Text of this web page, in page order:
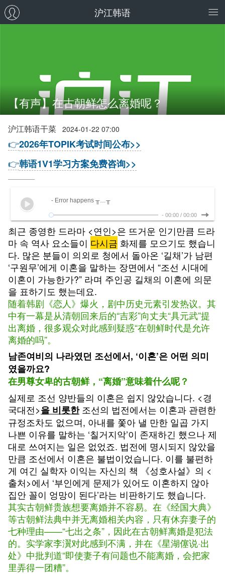
沪江韩语
【有声】在古朝鲜怎么离婚呢？
沪江韩语干菜 2024-01-22 07:00
👉2026年TOPIK考试时间公布>>
👉韩语1V1学习方案免费咨询>>
- Error happens ╥﹏╥
- 00:00 / 00:00
최근 종영한 드라마 <연인>은 뜨거운 인기만큼 드라
마 속 역사 요소들이 다시금 화제를 모으기도 했습니
다. 많은 분들이 의외로 청에서 돌아온 ‘길채’가 남편
‘구원무’에게 이혼을 말하는 장면에서 “조선 시대에
이혼이 가능한가?” 라며 주인공 길채의 이혼에 의문
을 표하기도 했는데요.
随着韩剧《恋人》爆火，剧中历史元素引发热议。其
中有一幕是从清朝回来后的“吉彩”向丈夫“具元武”提
出离婚，很多观众对此感到疑惑“在朝鲜时代是允许
离婚的吗”。
남존여비의 나라였던 조선에서, ‘이혼’은 어떤 의미
였을까요?
在男尊女卑的古朝鲜，“离婚”意味着什么呢？
실제로 조선 양반들의 이혼은 쉽지 않았습니다. <경
국대전>을 비롯한조선의 법전에서는 이혼과 관련한
규정조차도 없으며, 아내를 쫓아 낼 만한 일곱 가지
나쁜 이유를 말하는 ‘칠거지악’이 존재하긴 했으나 제
대로 쓰여지는 일은 없었죠. 법전에 명시되지 않았을
만큼 조선에서 이혼은 불법이었습니다. 이를 불편하
게 여긴 실학자 이익는 자신의 책 《성호사설》의 <
출처>에서 ‘부인에게 문제가 있어도 이혼하지 않아
집안 꼴이 엉망이 된다’라는 비판하기도 했습니다.
其实古朝鲜贵族想要离婚并不容易。在《经国大典》
等古朝鲜法典中并无离婚相关内容，只有休弃妻子的
七种理由——“七出之条”，因此在古朝鲜离婚是犯法
的。实学家李瀷对此感到不满，并在《星湖僿说·出
处》中批判道“即使妻子有问题也不能离婚，会把家
里弄得一团糟”。